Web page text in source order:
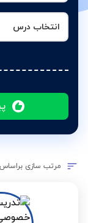
انتخاب درس
مرتب سازی براساس